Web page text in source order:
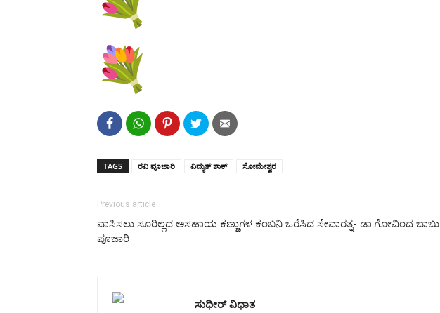
TAGS ರವಿ ಪೂಜಾರಿ ವಿದ್ಯುತ್ ಶಾಕ್ ಸೋಮೇಶ್ವರ
Previous article
ವಾಸಿಸಲು ಸೂರಿಲ್ಲದ ಅಸಹಾಯ ಕಣ್ಣುಗಳ ಕಂಬನಿ ಒರೆಸಿದ ಸೇವಾರತ್ನ- ಡಾ.ಗೋವಿಂದ ಬಾಬು
ಪೂಜಾರಿ
ಸುಧೀರ್ ವಿಧಾತ